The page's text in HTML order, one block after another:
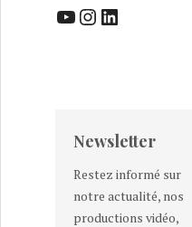
YouTube InstagramLinkedIn
Newsletter
Restez informé sur
notre actualité, nos
productions vidéo,